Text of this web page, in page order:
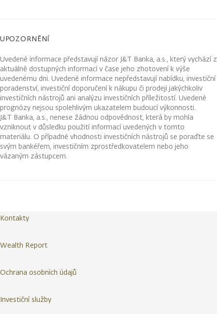
UPOZORNĚNÍ
Uvedené informace představují názor J&T Banka, a.s., který vychází z
aktuálně dostupných informací v čase jeho zhotovení k výše
uvedenému dni. Uvedené informace nepředstavují nabídku, investiční
poradenství, investiční doporučení k nákupu či prodeji jakýchkoliv
investičních nástrojů ani analýzu investičních příležitostí. Uvedené
prognózy nejsou spolehlivým ukazatelem budoucí výkonnosti.
J&T Banka, a.s., nenese žádnou odpovědnost, která by mohla
vzniknout v důsledku použití informací uvedených v tomto
materiálu. O případné vhodnosti investičních nástrojů se poraďte se
svým bankéřem, investičním zprostředkovatelem nebo jeho
vázaným zástupcem.
Kontakty
Wealth Report
Ochrana osobních údajů
Investiční služby